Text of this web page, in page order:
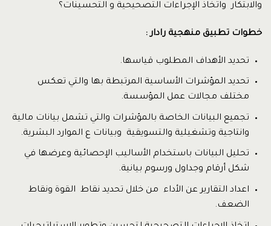
والابتكار واتخاذ الإجراءات التصحيحية و التحسينات؟
خطوات تطبيق منهجية رادار :
تحديد الأهداف المطلوب قياسها.
تحديد المؤشرات الأساسية المرتبطة بها والتي تعكس
مختلف مجالات عمل المؤسسة.
تجميع البيانات الخاصة بالمؤشرات والتي تشمل بيانات مالية
وانتاجية وتشغيلية والتسويقية وبيانات ع الموارد البشرية.
تحليل البيانات باستخدام الأساليب الإحصائية وعرضها في
شكل أرقام وجداول ورسوم بيانية.
اعداد التقارير عن الأداء من خلال تحديد نقاط القوة ونقاط
الضعف.